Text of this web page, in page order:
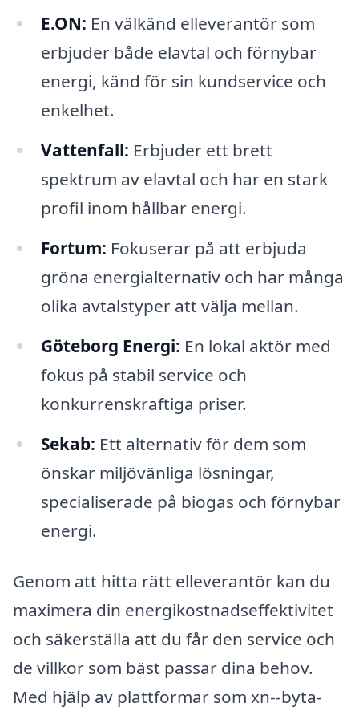
E.ON: En välkänd elleverantör som
erbjuder både elavtal och förnybar
energi, känd för sin kundservice och
enkelhet.
Vattenfall: Erbjuder ett brett
spektrum av elavtal och har en stark
profil inom hållbar energi.
Fortum: Fokuserar på att erbjuda
gröna energialternativ och har många
olika avtalstyper att välja mellan.
Göteborg Energi: En lokal aktör med
fokus på stabil service och
konkurrenskraftiga priser.
Sekab: Ett alternativ för dem som
önskar miljövänliga lösningar,
specialiserade på biogas och förnybar
energi.
Genom att hitta rätt elleverantör kan du
maximera din energikostnadseffektivitet
och säkerställa att du får den service och
de villkor som bäst passar dina behov.
Med hjälp av plattformar som xn--byta-